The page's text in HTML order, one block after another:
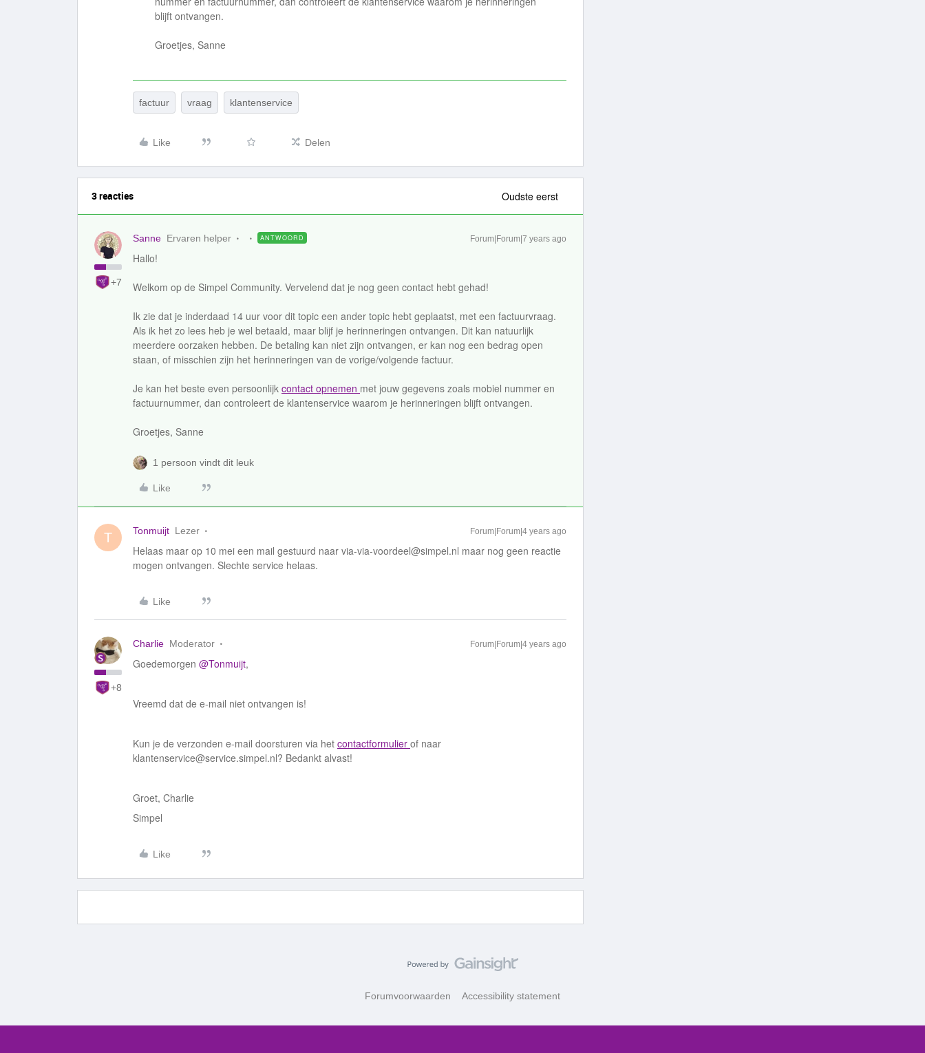
blijft ontvangen.
Groetjes, Sanne
factuur vraag klantenservice
Like Delen
3 reacties Oudste eerst
+7
Sanne Ervaren helper ANTWOORD Forum|Forum|7 years ago
Hallo!
Welkom op de Simpel Community. Vervelend dat je nog geen contact hebt gehad!
Ik zie dat je inderdaad 14 uur voor dit topic een ander topic hebt geplaatst, met een factuurvraag.
Als ik het zo lees heb je wel betaald, maar blijf je herinneringen ontvangen. Dit kan natuurlijk
meerdere oorzaken hebben. De betaling kan niet zijn ontvangen, er kan nog een bedrag open
staan, of misschien zijn het herinneringen van de vorige/volgende factuur.
Je kan het beste even persoonlijk contact opnemen met jouw gegevens zoals mobiel nummer en
factuurnummer, dan controleert de klantenservice waarom je herinneringen blijft ontvangen.
Groetjes, Sanne
1 persoon vindt dit leuk
Like
T Tonmuijt Lezer Forum|Forum|4 years ago
Helaas maar op 10 mei een mail gestuurd naar via-via-voordeel@simpel.nl maar nog geen reactie
mogen ontvangen. Slechte service helaas.
Like
+8
Charlie Moderator Forum|Forum|4 years ago
Goedemorgen @Tonmuijt,
Vreemd dat de e-mail niet ontvangen is!
Kun je de verzonden e-mail doorsturen via het contactformulier of naar
klantenservice@service.simpel.nl? Bedankt alvast!
Groet, Charlie
Simpel
Like
Forumvoorwaarden Accessibility statement